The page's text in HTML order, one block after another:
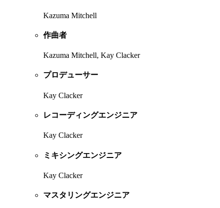
Kazuma Mitchell
作曲者
Kazuma Mitchell, Kay Clacker
プロデューサー
Kay Clacker
レコーディングエンジニア
Kay Clacker
ミキシングエンジニア
Kay Clacker
マスタリングエンジニア